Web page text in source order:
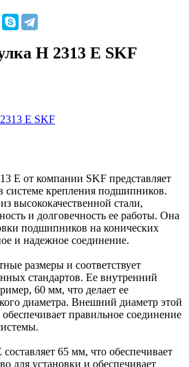
H 2313 E SKF
E от компании SKF представляет
системе крепления подшипников.
высококачественной стали,
и долговечность ее работы. Она
подшипников на конических
и надежное соединение.
размеры и соответствует
стандартов. Ее внутренний
60 мм, что делает ее
диаметра. Внешний диаметр этой
правильное соединение
65 мм, что обеспечивает
для установки и обеспечивает